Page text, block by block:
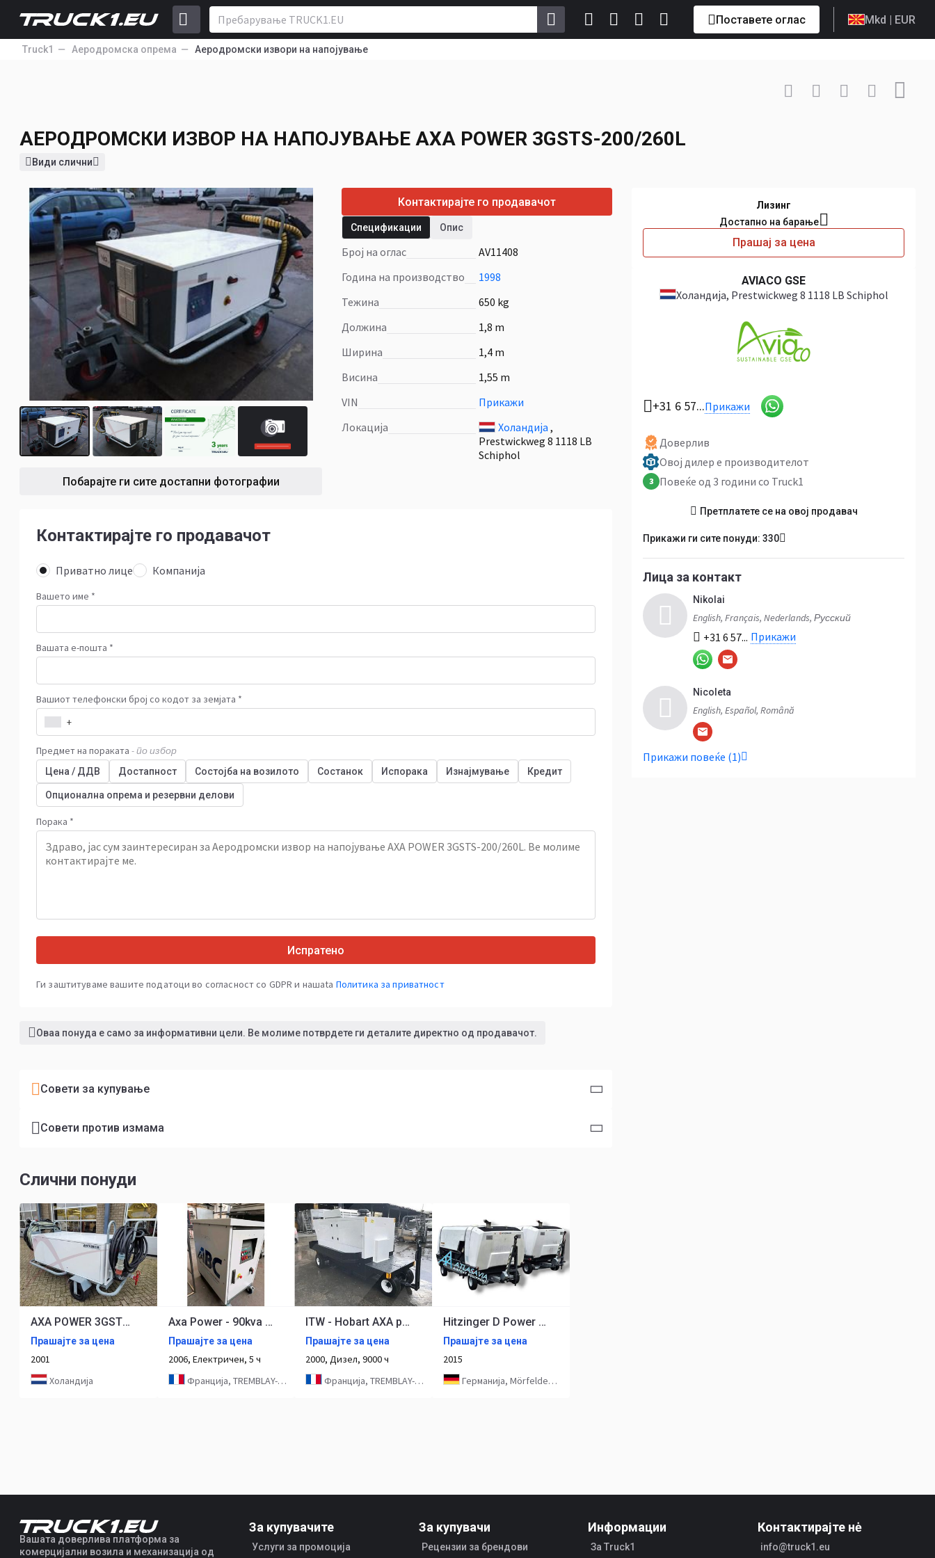
Поставете оглас Mkd | EUR
Truck1 Аеродромска опрема Аеродромски извори на напојување
+31 6 57... Прикажи
АЕРОДРОМСКИ ИЗВОР НА НАПОЈУВАЊЕ AXA POWER 3GSTS-200/260L
Види слични
2
Побарајте ги сите достапни фотографии
Контактирајте го продавачот
Спецификации Опис
Број на оглас
AV11408
Година на производство
1998
Тежина
650 kg
Должина
1,8 m
Ширина
1,4 m
Висина
1,55 m
VIN
Прикажи
Локација
Холандија ,
Prestwickweg 8 1118 LB
Schiphol
Контактирајте го продавачот
Приватно лице Компанија
Вашето име *
Вашата е-пошта *
Вашиот телефонски број со кодот за земјата *
+
Предмет на пораката - по избор
Цена / ДДВ Достапност Состојба на возилото Состанок Испорака Изнајмување Кредит
Опционална опрема и резервни делови
Порака *
Испратено
Ги заштитуваме вашите податоци во согласност со GDPR и нашata Политика за приватност
Оваа понуда е само за информативни цели. Ве молиме потврдете ги деталите директно од продавачот.
Совети за купување
Совети против измама
Лизинг
Достапно на барање
Прашај за цена
AVIACO GSE
Холандија, Prestwickweg 8 1118 LB Schiphol
+31 6 57...Прикажи
Доверлив
Овој дилер е производителот
3 Повеќе од 3 години со Truck1
Претплатете се на овој продавач
Прикажи ги сите понуди: 330
Лица за контакт
Nikolai
English, Français, Nederlands, Русский
+31 6 57... Прикажи
Nicoleta
English, Español, Română
Прикажи повеќе (1)
Слични понуди
AXA POWER 3GSTS 200/345L
Прашајте за цена
2001
Холандија
Axa Power - 90kva 3GTF-200/260N Hangar Use
Прашајте за цена
2006, Електричен, 5 ч
Франција, TREMBLAY-EN-FRANCE
ITW - Hobart AXA power 120Kva
Прашајте за цена
2000, Дизел, 9000 ч
Франција, TREMBLAY-EN-FRANCE
Hitzinger D Power 90
Прашајте за цена
2015
Германија, Mörfelden-Walldorf
Вашата доверлива платформа за
комерцијални возила и механизација од
За купувачите
Услуги за промоција
За купувачи
Рецензии за брендови
Информации
За Truck1
Контактирајте нė
info@truck1.eu